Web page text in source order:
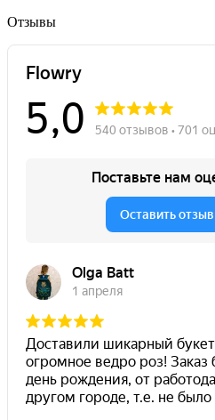
Отзывы